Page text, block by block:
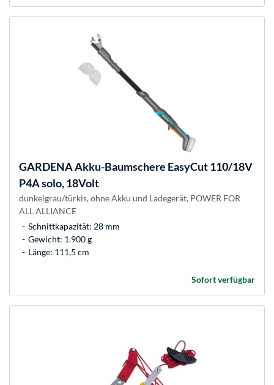
GARDENAAkku-Baumschere EasyCut 110/18V
P4A solo, 18Volt
dunkelgrau/türkis, ohne Akku und Ladegerät, POWER FOR
ALL ALLIANCE
Schnittkapazität: 28 mm
Gewicht: 1.900 g
Länge: 111,5 cm
Sofort verfügbar